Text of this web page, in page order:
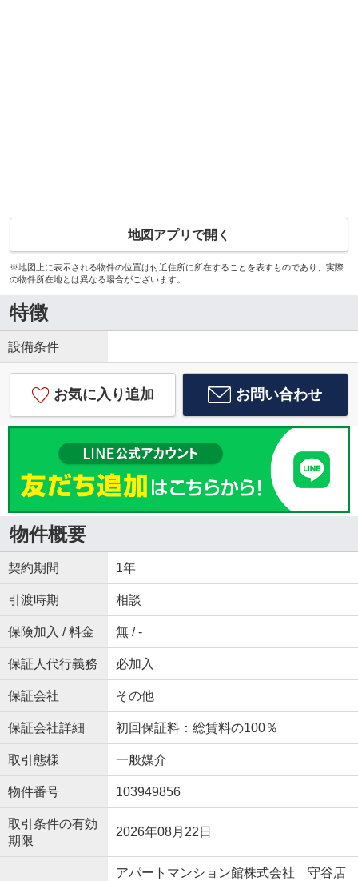
地図アプリで開く
※地図上に表示される物件の位置は付近住所に所在することを表すものであり、実際
の物件所在地とは異なる場合がございます。
特徴
設備条件
お気に入り追加 お問い合わせ
物件概要
契約期間 1年
引渡時期 相談
保険加入 / 料金 無 / -
保証人代行義務 必加入
保証会社 その他
保証会社詳細 初回保証料：総賃料の100％
取引態様 一般媒介
物件番号 103949856
取引条件の有効
期限
2026年08月22日
アパートマンション館株式会社 守谷店